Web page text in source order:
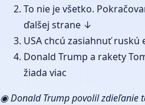
To nie je všetko.
ďalšej strane ↓
USA chcú zasiahnuť ruskú
Donald Trump a rakety
žiada viac
◉ Donald Trump povolil zdieľanie